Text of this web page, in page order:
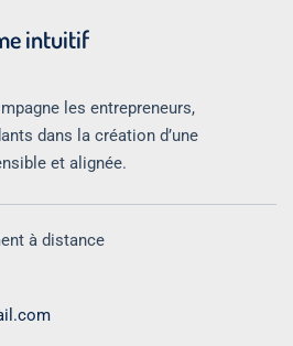
intuitif
les entrepreneurs,
dans la création d’une
et alignée.
à distance